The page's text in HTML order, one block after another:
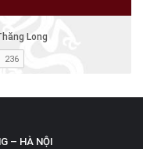
– HÀ NỘI